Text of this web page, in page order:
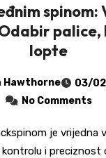
palice,
lopte
Hawthorne
03/
No Comments
i preciznost